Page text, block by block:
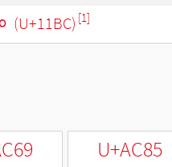
(U+11BC) [1]
U+AC85